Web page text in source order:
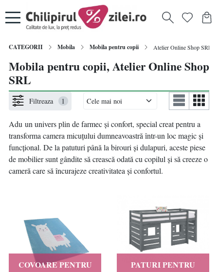
CATEGORII Mobila Mobila pentru copii Atelier Online Shop SRL
Mobila pentru copii, Atelier Online Shop
SRL
Filtreaza 1
Adu un univers plin de farmec și confort, special creat pentru a
transforma camera micuțului dumneavoastră într-un loc magic și
funcțional. De la patuturi până la birouri și dulapuri, aceste piese
de mobilier sunt gândite să crească odată cu copilul și să creeze o
cameră care să încurajeze creativitatea și confortul.
COVOARE PENTRU
PATURI PENTRU